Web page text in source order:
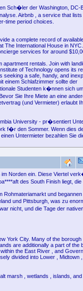
Sch�ler der Washington, DC-
Airbnb , a service that lists
time period choices.
a complete record of
The International House in
services for around
apartment rentals. Join with
of Technology opens its
seeking a safe, handy, and
einem Schlafzimmer sollte der
Studenten k�nnen sich
Sie Ihre Miete an eine
(und Vermieter) erlaubt
University - pr�sentiert
f�r den Sommer. Wenn dies
Untermieter bezahlen Sie
Norden ein. Diese Viertel
des South Finish liegt, die
Rohmateriamarkt und begannen
und Pittsburgh, was zu
nicht, und die Tage der
York City. Many of the borough
are additionally a part of the
the East River , and
divided into Lower , Midtown
marsh , wetlands , islands, and